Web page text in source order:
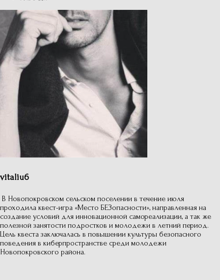
vitaliu6
В Новопокровском сельском поселении в течение июля
проходила квест-игра «Место БЕЗопасности», направленная на
создание условий для инновационной самореализации, а так же
полезной занятости подростков и молодежи в летний период.
Цель квеста заключалась в повышении культуры безопасного
поведения в киберпространстве среди молодежи
Новопокровского района.